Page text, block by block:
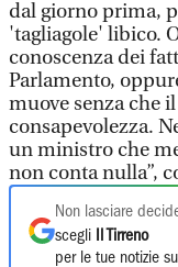
dal giorno prima,
'tagliagole' libico.
conoscenza dei
Parlamento,
muove senza che
consapevolezza.
un ministro che
non conta nulla”,
Non lasciare
scegli
Il Tirreno
per le tue notizie